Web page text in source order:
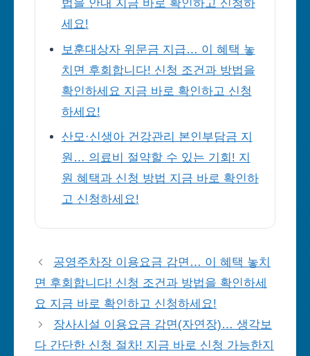
법을 안내 지금 바로 확인하고 신청하
세요!
보훈대상자 위문금 지급… 이 혜택 놓
치면 후회합니다! 신청 조건과 방법을
확인하세요 지금 바로 확인하고 신청
하세요!
산모·신생아 건강관리 본인부담금 지
원… 의료비 절약할 수 있는 기회! 지
원 혜택과 신청 방법 지금 바로 확인하
고 신청하세요!
공영주차장 이용요금 감면… 이 혜택 놓치
면 후회합니다! 신청 조건과 방법을 확인하세
요 지금 바로 확인하고 신청하세요!
장사시설 이용요금 감면(자연장)… 생각보
다 간단한 신청 절차! 지금 바로 신청 가능한지